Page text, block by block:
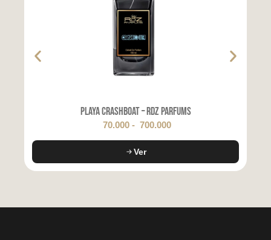
Playa Crashboat – RDZ Parfums
70.000 - 700.000
Ver